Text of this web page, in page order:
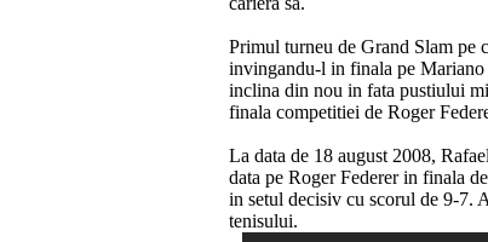
Primul turneu de Grand Slam pe
invingandu-l in finala pe Mariano
inclina din nou in fata pustiului
finala competitiei de Roger
La data de 18 august 2008,
data pe Roger Federer in finala
in setul decisiv cu scorul de 9-7.
tenisului.